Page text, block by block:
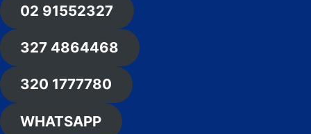
02 91552327
327 4864468
320 1777780
WHATSAPP